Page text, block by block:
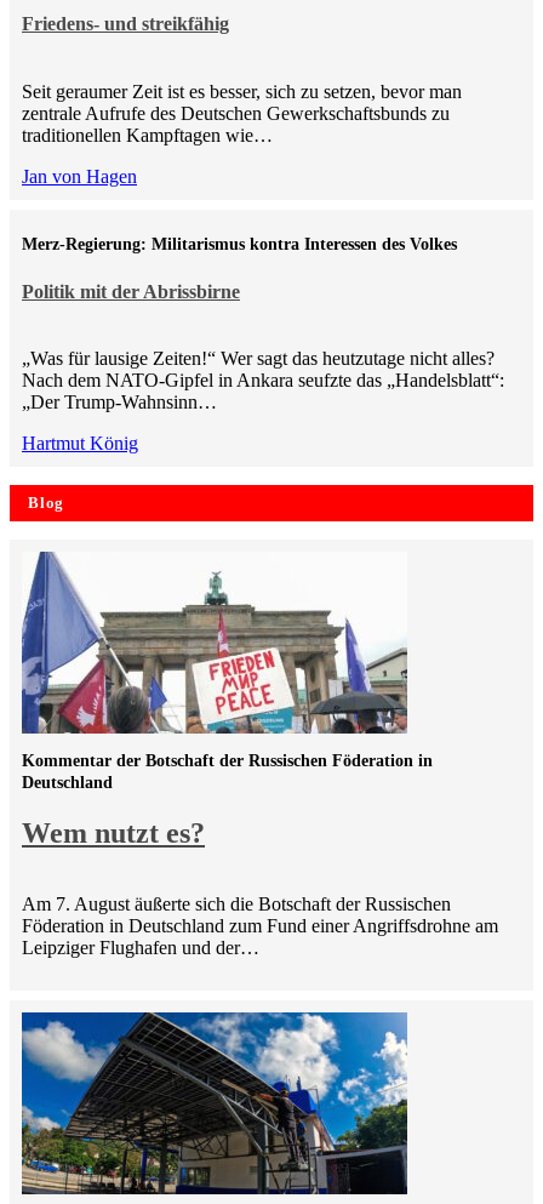
Friedens- und streikfähig
Seit geraumer Zeit ist es besser, sich zu setzen, bevor man
zentrale Aufrufe des Deutschen Gewerkschaftsbunds zu
traditionellen Kampftagen wie…
Jan von Hagen
Politik mit der Abrissbirne
Merz-Regierung: Militarismus kontra Inte­ressen des Volkes
„Was für lausige Zeiten!“ Wer sagt das heutzutage nicht alles?
Nach dem NATO-Gipfel in Ankara seufzte das „Handelsblatt“:
„Der Trump-Wahnsinn…
Hartmut König
Blog
Wem nutzt es?
Kommentar der Botschaft der Russischen Föderation in
Deutschland
Am 7. August äußerte sich die Botschaft der Russischen
Föderation in Deutschland zum Fund einer Angriffsdrohne am
Leipziger Flughafen und der…